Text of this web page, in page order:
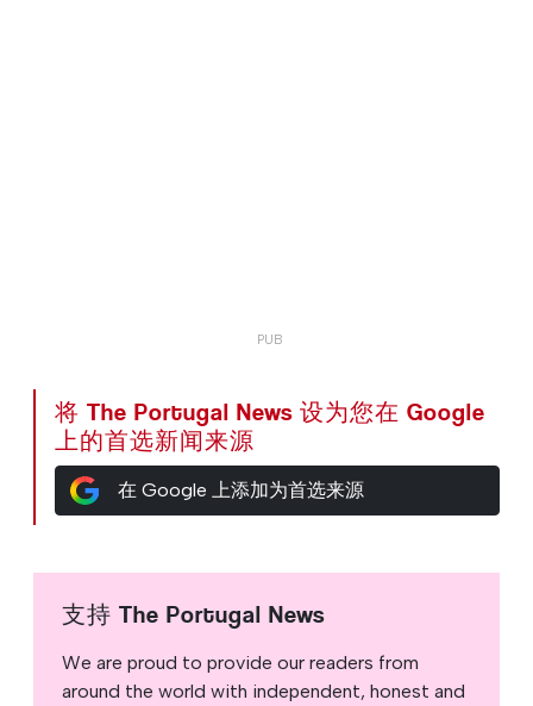
将 The Portugal News 设为您在 Google
上的首选新闻来源
在 Google 上添加为首选来源
支持 The Portugal News
We are proud to provide our readers from
around the world with independent, honest and